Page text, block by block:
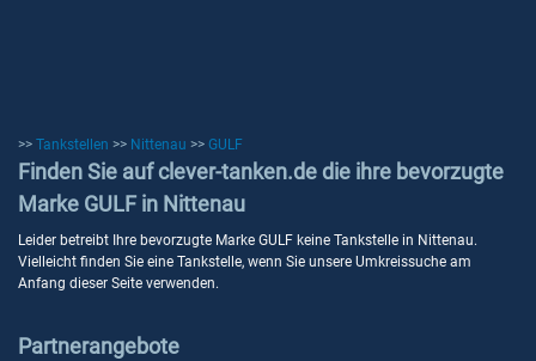
>> Tankstellen >> Nittenau >> GULF
Finden Sie auf clever-tanken.de die ihre bevorzugte
Marke GULF in Nittenau
Leider betreibt Ihre bevorzugte Marke GULF keine Tankstelle in Nittenau.
Vielleicht finden Sie eine Tankstelle, wenn Sie unsere Umkreissuche am
Anfang dieser Seite verwenden.
Partnerangebote